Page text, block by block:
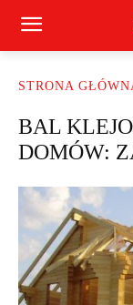
STRONA
BAL
DOMÓW: